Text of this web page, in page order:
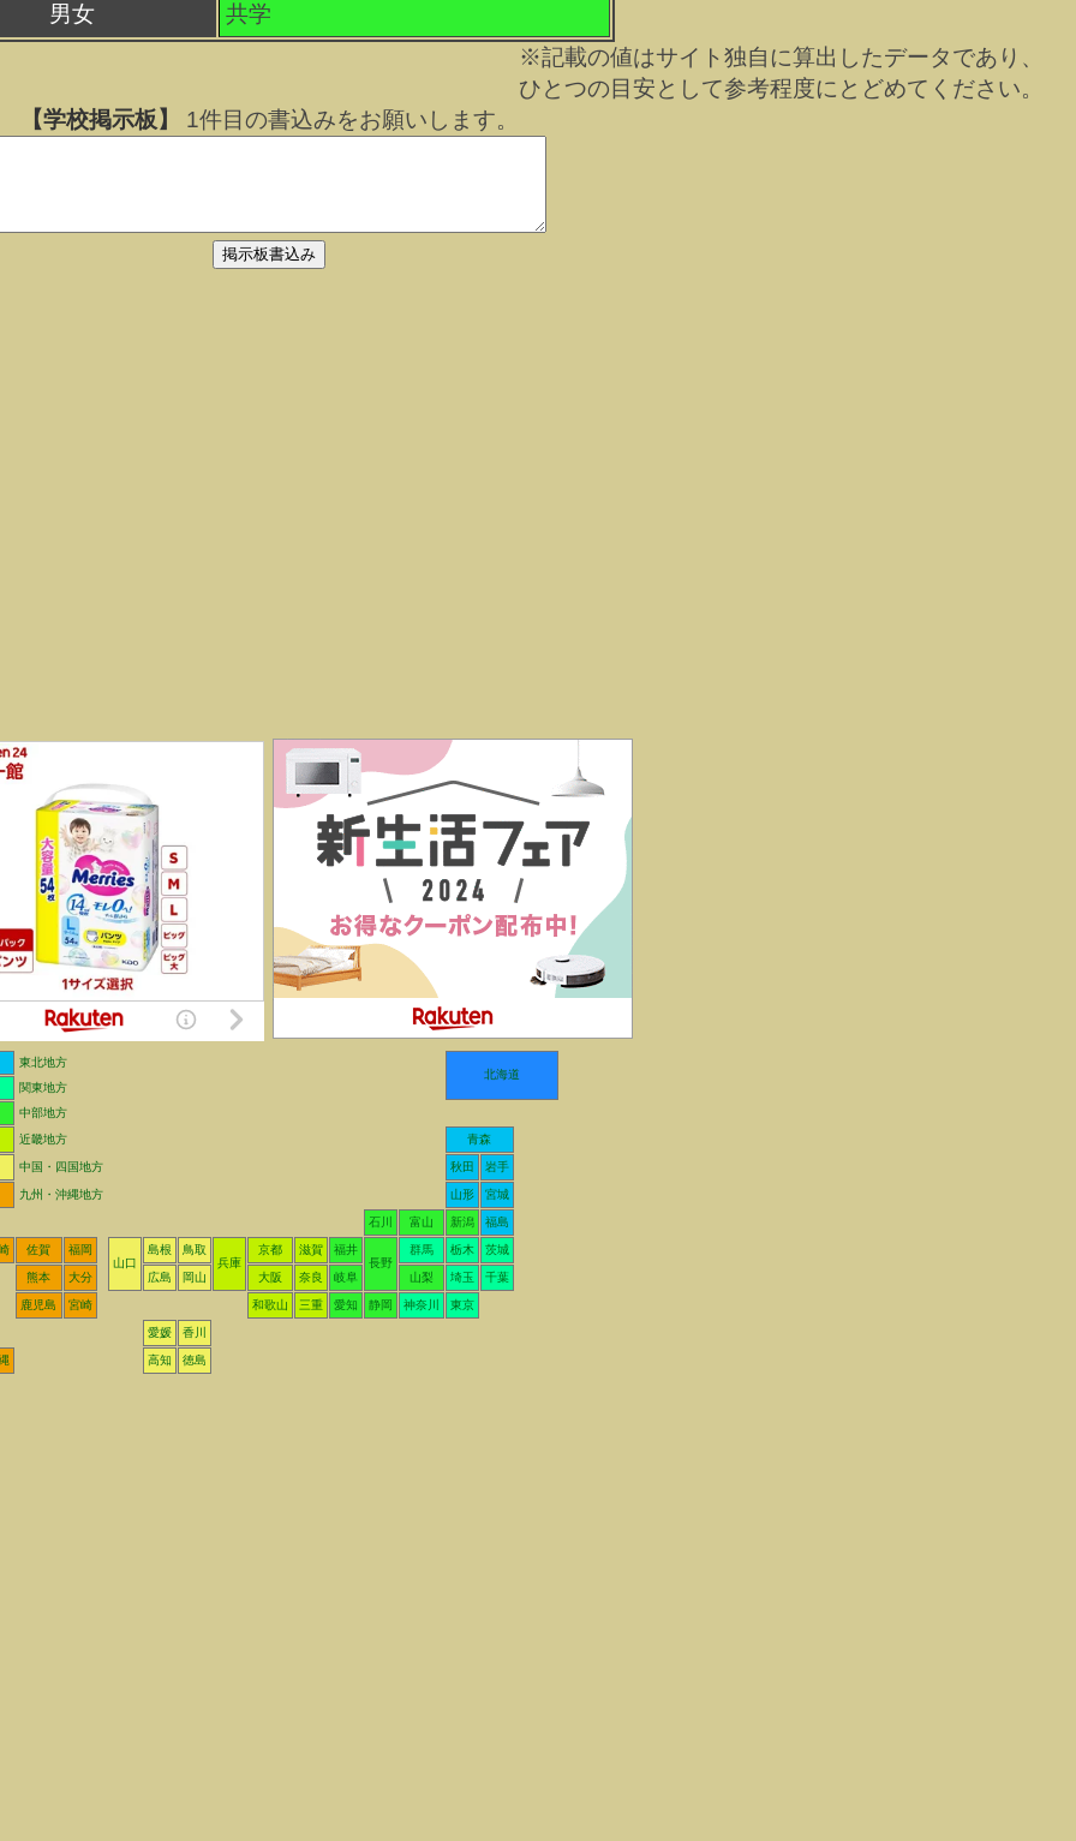
男女
共学
※記載の値はサイト独自に算出したデータであり、
ひとつの目安として参考程度にとどめてください。
【学校掲示板】
1件目の書込みをお願いします。
東北地方
北海道
関東地方
中部地方
近畿地方
青森
中国・四国地方 秋田 岩手
九州・沖縄地方 山形 宮城
石川 富山 新潟 福島
佐賀
福岡
山口
島根
鳥取
兵庫
京都 滋賀
福井
長野
群馬 栃木 茨城
熊本 大分 広島 岡山 大阪 奈良 岐阜 山梨 埼玉 千葉
鹿児島 宮崎 和歌山 三重 愛知 静岡 神奈川 東京
愛媛 香川
高知 徳島